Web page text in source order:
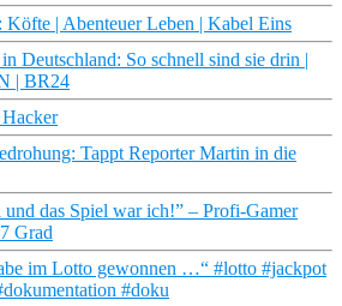
Köfte | Abenteuer Leben | Kabel Eins
Deutschland: So schnell sind sie drin |
| BR24
Tappt Reporter Martin in die
und das Spiel war ich!” – Profi-Gamer
Grad
im Lotto gewonnen …“ #lotto #jackpot
#doku